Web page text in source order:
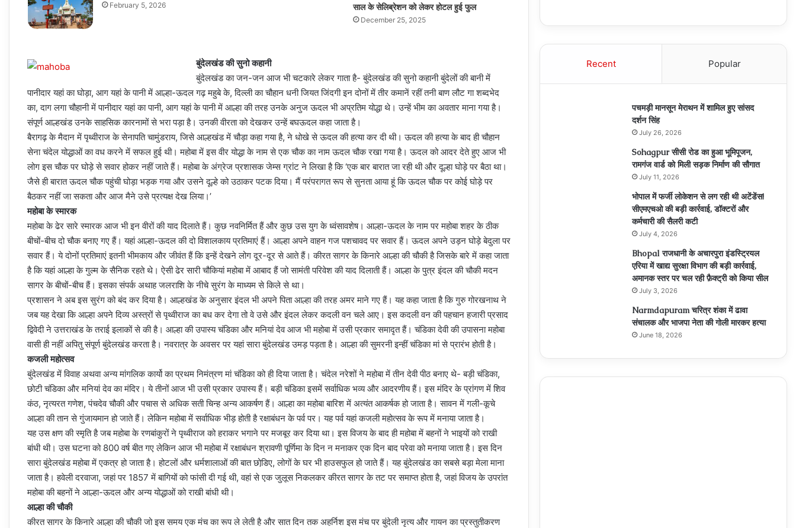
February 5, 2026
साल के सेलिब्रेशन को लेकर होटल हुई फुल
December 25, 2025
बुंदेलखंड की सुनो कहानी
बुंदेलखंड का जन-जन आज भी चटकारे लेकर गाता है- बुंदेलखंड की सुनो कहानी बुंदेलों की बानी में
पानीदार यहां का घोड़ा, आग यहां के पानी में आल्हा-ऊदल गढ़ महुबे के, दिल्ली का चौहान धनी जियत जिंदगी इन दोनों में तीर कमानें रहीं तनी बाण लौट गा शब्दभेद
का, दाग लगा चौहानी में पानीदार यहां का पानी, आग यहां के पानी में आल्हा की तरह उनके अनुज ऊदल भी अप्रतिम योद्धा थे। उन्हें भीम का अवतार माना गया है।
संपूर्ण आल्हखंड उनके साहसिक कारनामों से भरा पड़ा है। उनकी वीरता को देखकर उन्हें बघऊदल कहा जाता है।
बैरागढ़ के मैदान में पृथ्वीराज के सेनापति चामुंडराय, जिसे आल्हखंड में चौड़ा कहा गया है, ने धोखे से ऊदल की हत्या कर दी थी। ऊदल की हत्या के बाद ही चौहान
सेना चंदेल योद्धाओं का वध करने में सफल हुई थी। महोबा में इस वीर योद्धा के नाम से एक चौक का नाम ऊदल चौक रखा गया है। ऊदल को आदर देते हुए आज भी
लोग इस चौक पर घोड़े से सवार होकर नहीं जाते हैं। महोबा के अंग्रेज प्रशासक जेम्स ग्रांट ने लिखा है कि ‘एक बार बारात जा रही थी और दूल्हा घोड़े पर बैठा था।
जैसे ही बारात ऊदल चौक पहुंची घोड़ा भड़क गया और उसने दूल्हे को उठाकर पटक दिया। मैं परंपरागत रूप से सुनता आया हूं कि ऊदल चौक पर कोई घोड़े पर
बैठकर नहीं जा सकता और आज मैने उसे प्रत्यक्ष देख लिया।’
महोबा के स्मारक
महोबा के ढेर सारे स्मारक आज भी इन वीरों की याद दिलाते हैं। कुछ नवनिर्मित हैं और कुछ उस युग के ध्वंसावशेष। आल्हा-ऊदल के नाम पर महोबा शहर के ठीक
बीचों-बीच दो चौक बनाए गए हैं। यहां आल्हा-ऊदल की दो विशालकाय प्रतिमाएं हैं। आल्हा अपने वाहन गज पशचावद पर सवार हैं। ऊदल अपने उड़न घोड़े बेदुला पर
सवार हैं। ये दोनों प्रतिमाएं इतनी भीमकाय और जीवंत हैं कि इन्हें देखने लोग दूर-दूर से आते हैं। कीरत सागर के किनारे आल्हा की चौकी है जिसके बारे में कहा जाता
है कि यहां आल्हा के गुल्म के सैनिक रहते थे। ऐसी ढेर सारी चौकियां महोबा में आबाद हैं जो सामंती परिवेश की याद दिलाती हैं। आल्हा के पुत्र इंदल की चौकी मदन
सागर के बीचों-बीच हैं। इसका संपर्क अथाह जलराशि के नीचे सुरंग के माध्यम से किले से था।
प्रशासन ने अब इस सुरंग को बंद कर दिया है। आल्हखंड के अनुसार इंदल भी अपने पिता आल्हा की तरह अमर माने गए हैं। यह कहा जाता है कि गुरु गोरखनाथ ने
जब यह देखा कि आल्हा अपने दिव्य अस्त्रों से पृथ्वीराज का बध कर देगा तो वे उसे और इंदल लेकर कदली वन चले आए। इस कदली वन की पहचान हजारी प्रसाद
द्विवेदी ने उत्तराखंड के तराई इलाकों से की है। आल्हा की उपास्य चंडिका और मनियां देव आज भी महोबा में उसी प्रकार समादृत हैं। चंडिका देवी की उपासना महोबा
वासी ही नहीं अपितु संपूर्ण बुंदेलखंड करता है। नवरात्र के अवसर पर यहां सारा बुंदेलखंड उमड़ पड़ता है। आल्हा की सुमरनी इन्हीं चंडिका मां से प्रारंभ होती है।
कजली महोत्सव
बुंदेलखंड में विवाह अथवा अन्य मांगलिक कार्यो का प्रथम निमंत्रण मां चंडिका को ही दिया जाता है। चंदेल नरेशों ने महोबा में तीन देवी पीठ बनाए थे- बड़ी चंडिका,
छोटी चंडिका और मनियां देव का मंदिर। ये तीनों आज भी उसी प्रकार उपास्य हैं। बड़ी चंडिका इसमें सर्वाधिक भव्य और आदरणीय हैं। इस मंदिर के प्रांगण में शिव
कंठ, नृत्यरत गणेश, पंचदेव चौकी और पचास से अधिक सती चिन्ह अन्य आकर्षण हैं। आल्हा का महोबा बारिश में अत्यंत आकर्षक हो जाता है। सावन में गली-कूचे
आल्हा की तान से गुंजायमान हो जाते हैं। लेकिन महोबा में सर्वाधिक भीड़ होती है रक्षाबंधन के पर्व पर। यह पर्व यहां कजली महोत्सव के रूप में मनाया जाता है।
यह उस क्षण की स्मृति है जब महोबा के रणबांकुरों ने पृथ्वीराज को हराकर भगाने पर मजबूर कर दिया था। इस विजय के बाद ही महोबा में बहनों ने भाइयों को राखी
बांधी थी। उस घटना को 800 वर्ष बीत गए लेकिन आज भी महोबा में रक्षाबंधन श्रावणी पूर्णिमा के दिन न मनाकर एक दिन बाद परेवा को मनाया जाता है। इस दिन
सारा बुंदेलखंड महोबा में एकत्र हो जाता है। होटलों और धर्मशालाओं की बात छोडि़ए, लोगों के घर भी हाउसफुल हो जाते हैं। यह बुंदेलखंड का सबसे बड़ा मेला माना
जाता है। हवेली दरवाजा, जहां पर 1857 में बागियों को फांसी दी गई थी, वहां से एक जुलूस निकलकर कीरत सागर के तट पर समाप्त होता है, जहां विजय के उपरांत
महोबा की बहनों ने आल्हा-ऊदल और अन्य योद्धाओं को राखी बांधी थी।
आल्हा की चौकी
कीरत सागर के किनारे आल्हा की चौकी जो इस समय एक मंच का रूप ले लेती है और सात दिन तक अहर्निश इस मंच पर बुंदेली नृत्य और गायन का प्रस्तुतीकरण
Recent Popular
पचमड़ी मानसून मेराथन में शामिल हुए सांसद
दर्शन सिंह
July 26, 2026
Sohagpur सीसी रोड का हुआ भूमिपूजन,
रामगंज वार्ड को मिली सड़क निर्माण की सौगात
July 11, 2026
भोपाल में फर्जी लोकेशन से लग रही थी अटेंडेंस!
सीएमएचओ की बड़ी कार्रवाई, डॉक्टरों और
कर्मचारी की सैलरी कटी
July 4, 2026
Bhopal राजधानी के अचारपुरा इंडस्ट्रियल
एरिया में खाद्य सुरक्षा विभाग की बड़ी कार्रवाई,
अमानक स्तर पर चल रही फ़ैक्ट्री को किया सील
July 3, 2026
Narmdapuram चरित्र शंका में ढावा
संचालक और भाजपा नेता की गोली मारकर हत्या
June 18, 2026